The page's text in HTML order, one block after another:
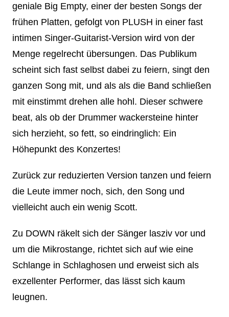
geniale Big Empty, einer der besten Songs der
frühen Platten, gefolgt von PLUSH in einer fast
intimen Singer-Guitarist-Version wird von der
Menge regelrecht übersungen. Das Publikum
scheint sich fast selbst dabei zu feiern, singt den
ganzen Song mit, und als als die Band schließen
mit einstimmt drehen alle hohl. Dieser schwere
beat, als ob der Drummer wackersteine hinter
sich herzieht, so fett, so eindringlich: Ein
Höhepunkt des Konzertes!
Zurück zur reduzierten Version tanzen und feiern
die Leute immer noch, sich, den Song und
vielleicht auch ein wenig Scott.
Zu DOWN räkelt sich der Sänger lasziv vor und
um die Mikrostange, richtet sich auf wie eine
Schlange in Schlaghosen und erweist sich als
exzellenter Performer, das lässt sich kaum
leugnen.